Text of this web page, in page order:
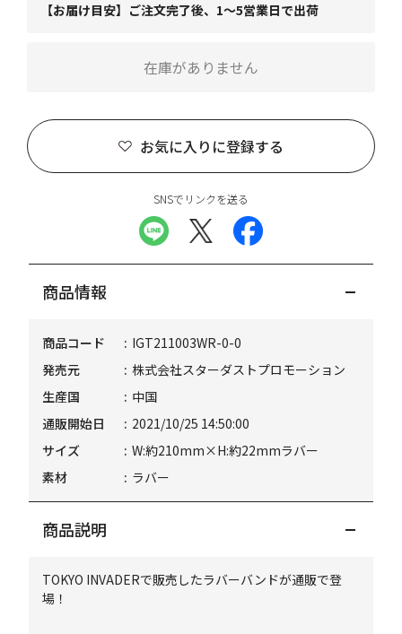
【お届け目安】ご注文完了後、1～5営業日で出荷
お気に入りに登録する
在庫がありません
SNSでリンクを送る
商品情報
商品コード
IGT211003WR-0-0
発売元
株式会社スターダストプロモーション
生産国
中国
通販開始日
2021/10/25 14:50:00
サイズ
W:約210mm×H:約22mmラバー
素材
ラバー
商品説明
TOKYO INVADERで販売したラバーバンドが通販で登
場！